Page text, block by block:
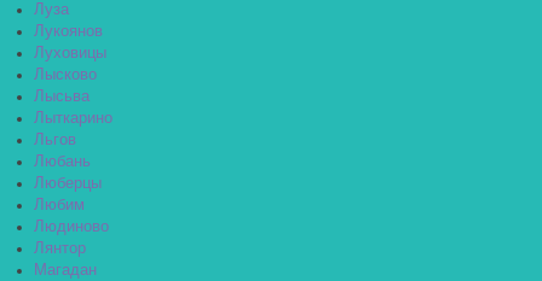
Луза
Лукоянов
Луховицы
Лысково
Лысьва
Лыткарино
Льгов
Любань
Люберцы
Любим
Людиново
Лянтор
Магадан